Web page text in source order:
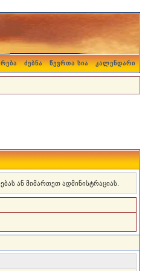
ძებნა წევრთა სია კალენდარი
ან მიმართეთ ადმინისტრაციას.